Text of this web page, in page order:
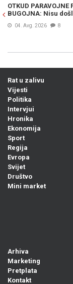
OTKUD PARAVOJNE
BUGOJNA: Nisu
04. Avg. 2026 8
Rat u zalivu
Vijesti
Politika
Intervjui
Hronika
Ekonomija
Sport
Regija
Evropa
Svijet
Društvo
Mini market
Arhiva
Marketing
Pretplata
Kontakt